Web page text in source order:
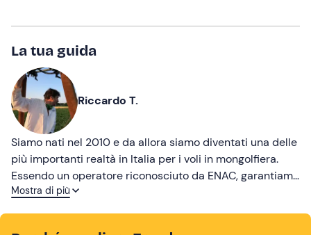
La tua guida
Riccardo T.
Siamo nati nel 2010 e da allora siamo diventati una delle
più importanti realtà in Italia per i voli in mongolfiera.
Essendo un operatore riconosciuto da ENAC, garantiamo
la qualificazione dei piloti e la sicurezza dei mezzi
Mostra di più